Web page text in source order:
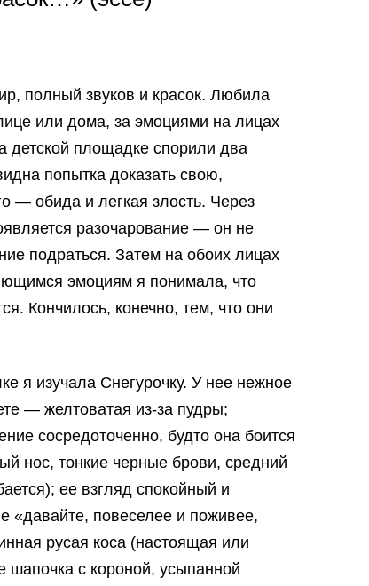
полный звуков и красок. Любила
или дома, за эмоциями на лицах
детской площадке спорили два
попытка доказать свою,
— обида и легкая злость. Через
разочарование — он не
подраться. Затем на обоих лицах
эмоциям я понимала, что
Кончилось, конечно, тем, что они
я изучала Снегурочку. У нее нежное
— желтоватая из-за пудры;
сосредоточенно, будто она боится
нос, тонкие черные брови, средний
ее взгляд спокойный и
повеселее и поживее,
русая коса (настоящая или
шапочка с короной, усыпанной